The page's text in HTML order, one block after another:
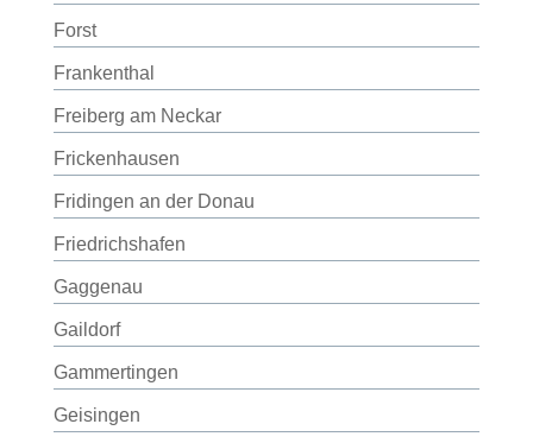
Forst
Frankenthal
Freiberg am Neckar
Frickenhausen
Fridingen an der Donau
Friedrichshafen
Gaggenau
Gaildorf
Gammertingen
Geisingen